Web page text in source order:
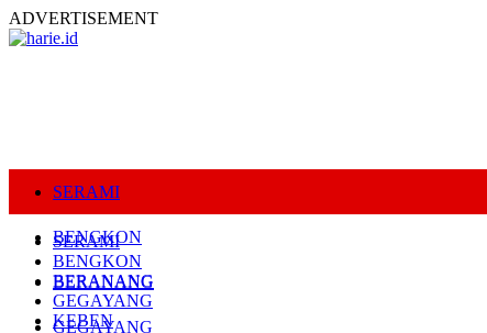
ADVERTISEMENT
SERAMI
BENGKON
BERANANG
GEGAYANG
SERAMI
BENGKON
BERANANG
GEGAYANG
KEBEN